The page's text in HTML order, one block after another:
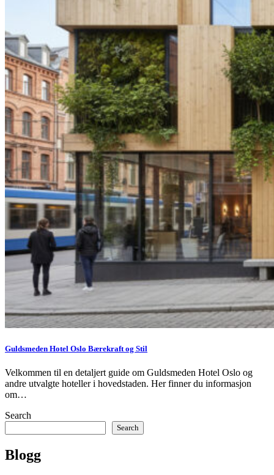
Guldsmeden Hotel Oslo Bærekraft og Stil
Velkommen til en detaljert guide om Guldsmeden Hotel Oslo og
andre utvalgte hoteller i hovedstaden. Her finner du informasjon
om…
Search
Search
Blogg